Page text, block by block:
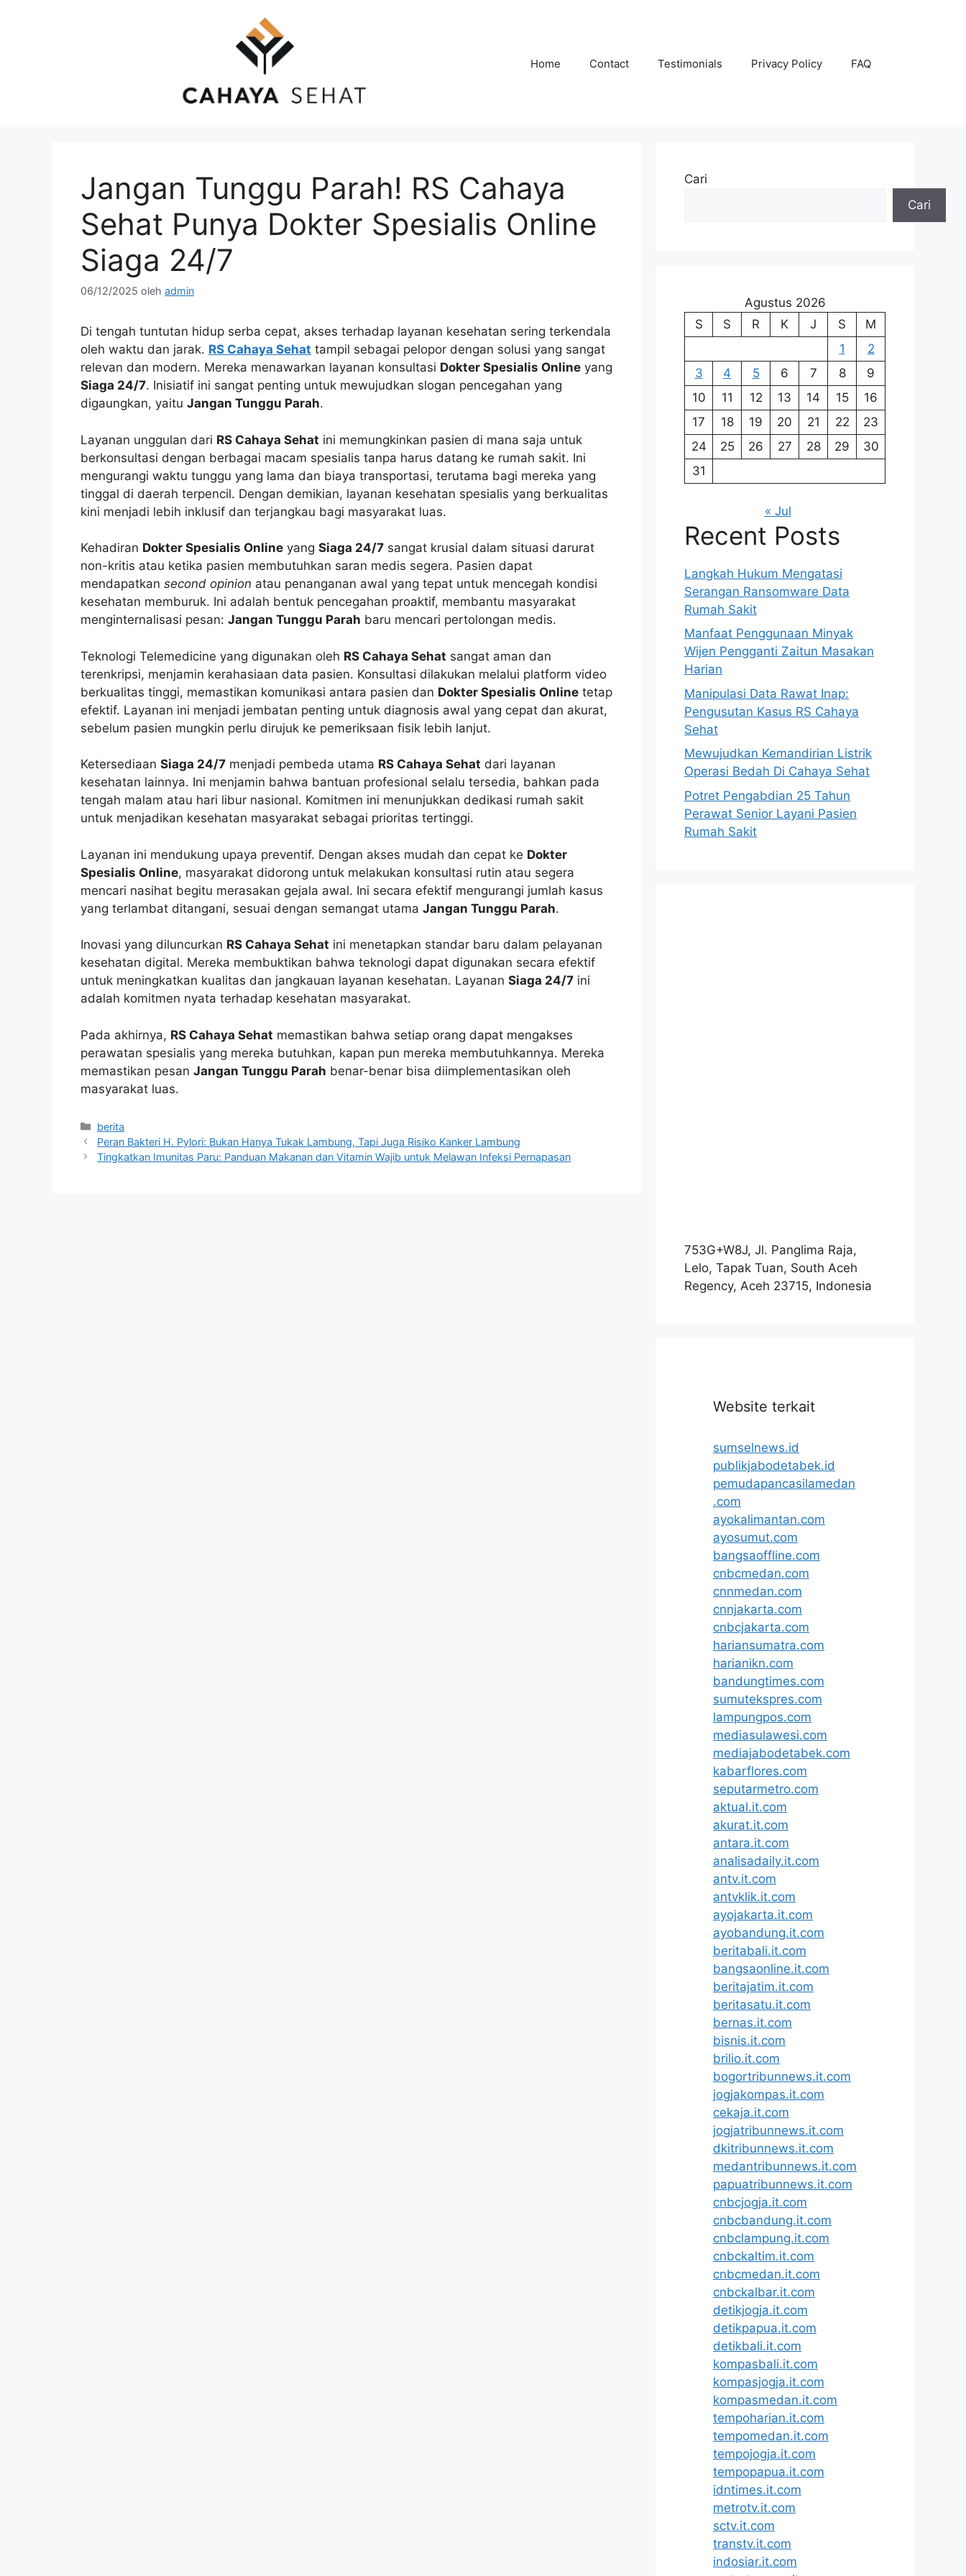
Home Contact Testimonials Privacy Policy FAQ
Jangan Tunggu Parah! RS Cahaya
Sehat Punya Dokter Spesialis Online
Siaga 24/7
06/12/2025 oleh admin
Di tengah tuntutan hidup serba cepat, akses terhadap layanan kesehatan sering terkendala
oleh waktu dan jarak. RS Cahaya Sehat tampil sebagai pelopor dengan solusi yang sangat
relevan dan modern. Mereka menawarkan layanan konsultasi Dokter Spesialis Online yang
Siaga 24/7. Inisiatif ini sangat penting untuk mewujudkan slogan pencegahan yang
digaungkan, yaitu Jangan Tunggu Parah.
Layanan unggulan dari RS Cahaya Sehat ini memungkinkan pasien di mana saja untuk
berkonsultasi dengan berbagai macam spesialis tanpa harus datang ke rumah sakit. Ini
mengurangi waktu tunggu yang lama dan biaya transportasi, terutama bagi mereka yang
tinggal di daerah terpencil. Dengan demikian, layanan kesehatan spesialis yang berkualitas
kini menjadi lebih inklusif dan terjangkau bagi masyarakat luas.
Kehadiran Dokter Spesialis Online yang Siaga 24/7 sangat krusial dalam situasi darurat
non-kritis atau ketika pasien membutuhkan saran medis segera. Pasien dapat
mendapatkan second opinion atau penanganan awal yang tepat untuk mencegah kondisi
kesehatan memburuk. Ini adalah bentuk pencegahan proaktif, membantu masyarakat
menginternalisasi pesan: Jangan Tunggu Parah baru mencari pertolongan medis.
Teknologi Telemedicine yang digunakan oleh RS Cahaya Sehat sangat aman dan
terenkripsi, menjamin kerahasiaan data pasien. Konsultasi dilakukan melalui platform video
berkualitas tinggi, memastikan komunikasi antara pasien dan Dokter Spesialis Online tetap
efektif. Layanan ini menjadi jembatan penting untuk diagnosis awal yang cepat dan akurat,
sebelum pasien mungkin perlu dirujuk ke pemeriksaan fisik lebih lanjut.
Ketersediaan Siaga 24/7 menjadi pembeda utama RS Cahaya Sehat dari layanan
kesehatan lainnya. Ini menjamin bahwa bantuan profesional selalu tersedia, bahkan pada
tengah malam atau hari libur nasional. Komitmen ini menunjukkan dedikasi rumah sakit
untuk menjadikan kesehatan masyarakat sebagai prioritas tertinggi.
Layanan ini mendukung upaya preventif. Dengan akses mudah dan cepat ke Dokter
Spesialis Online, masyarakat didorong untuk melakukan konsultasi rutin atau segera
mencari nasihat begitu merasakan gejala awal. Ini secara efektif mengurangi jumlah kasus
yang terlambat ditangani, sesuai dengan semangat utama Jangan Tunggu Parah.
Inovasi yang diluncurkan RS Cahaya Sehat ini menetapkan standar baru dalam pelayanan
kesehatan digital. Mereka membuktikan bahwa teknologi dapat digunakan secara efektif
untuk meningkatkan kualitas dan jangkauan layanan kesehatan. Layanan Siaga 24/7 ini
adalah komitmen nyata terhadap kesehatan masyarakat.
Pada akhirnya, RS Cahaya Sehat memastikan bahwa setiap orang dapat mengakses
perawatan spesialis yang mereka butuhkan, kapan pun mereka membutuhkannya. Mereka
memastikan pesan Jangan Tunggu Parah benar-benar bisa diimplementasikan oleh
masyarakat luas.
Kategori
berita
Peran Bakteri H. Pylori: Bukan Hanya Tukak Lambung, Tapi Juga Risiko Kanker Lambung
Tingkatkan Imunitas Paru: Panduan Makanan dan Vitamin Wajib untuk Melawan Infeksi Pernapasan
Cari
Cari
Agustus 2026
S
S R K J S
M
1
2
3
4 5 6 7 8
9
10
11 12 13 14 15
16
17
18 19 20 21 22
23
24
25 26 27 28 29
30
31
« Jul
Recent Posts
Langkah Hukum Mengatasi
Serangan Ransomware Data
Rumah Sakit
Manfaat Penggunaan Minyak
Wijen Pengganti Zaitun Masakan
Harian
Manipulasi Data Rawat Inap:
Pengusutan Kasus RS Cahaya
Sehat
Mewujudkan Kemandirian Listrik
Operasi Bedah Di Cahaya Sehat
Potret Pengabdian 25 Tahun
Perawat Senior Layani Pasien
Rumah Sakit
753G+W8J, Jl. Panglima Raja,
Lelo, Tapak Tuan, South Aceh
Regency, Aceh 23715, Indonesia
Website terkait
sumselnews.id
publikjabodetabek.id
pemudapancasilamedan
.com
ayokalimantan.com
ayosumut.com
bangsaoffline.com
cnbcmedan.com
cnnmedan.com
cnnjakarta.com
cnbcjakarta.com
hariansumatra.com
harianikn.com
bandungtimes.com
sumutekspres.com
lampungpos.com
mediasulawesi.com
mediajabodetabek.com
kabarflores.com
seputarmetro.com
aktual.it.com
akurat.it.com
antara.it.com
analisadaily.it.com
antv.it.com
antvklik.it.com
ayojakarta.it.com
ayobandung.it.com
beritabali.it.com
bangsaonline.it.com
beritajatim.it.com
beritasatu.it.com
bernas.it.com
bisnis.it.com
brilio.it.com
bogortribunnews.it.com
jogjakompas.it.com
cekaja.it.com
jogjatribunnews.it.com
dkitribunnews.it.com
medantribunnews.it.com
papuatribunnews.it.com
cnbcjogja.it.com
cnbcbandung.it.com
cnbclampung.it.com
cnbckaltim.it.com
cnbcmedan.it.com
cnbckalbar.it.com
detikjogja.it.com
detikpapua.it.com
detikbali.it.com
kompasbali.it.com
kompasjogja.it.com
kompasmedan.it.com
tempoharian.it.com
tempomedan.it.com
tempojogja.it.com
tempopapua.it.com
idntimes.it.com
metrotv.it.com
sctv.it.com
transtv.it.com
indosiar.it.com